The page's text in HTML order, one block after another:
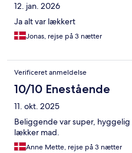
12. jan. 2026
Ja alt var lækkert
Jonas, rejse på 3 nætter
Verificeret anmeldelse
10/10 Enestående
11. okt. 2025
Beliggende var super,
lækker mad.
Anne Mette, rejse på 3 nætter